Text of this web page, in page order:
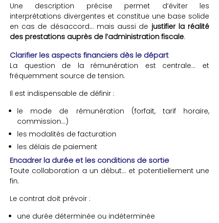
Une description précise permet d’éviter les
interprétations divergentes et constitue une base solide
en cas de désaccord… mais aussi de justifier la réalité
des prestations auprès de l’administration fiscale.
Clarifier les aspects financiers dès le départ
La question de la rémunération est centrale… et
fréquemment source de tension.
Il est indispensable de définir :
le mode de rémunération (forfait, tarif horaire,
commission…)
les modalités de facturation
les délais de paiement
Encadrer la durée et les conditions de sortie
Toute collaboration a un début… et potentiellement une
fin.
Le contrat doit prévoir :
une durée déterminée ou indéterminée